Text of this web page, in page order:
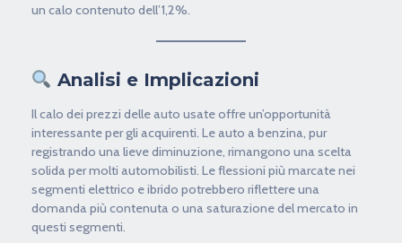
un calo contenuto dell’1,2%.
Analisi e Implicazioni
Il calo dei prezzi delle auto usate offre un’opportunità
interessante per gli acquirenti. Le auto a benzina, pur
registrando una lieve diminuzione, rimangono una scelta
solida per molti automobilisti. Le flessioni più marcate nei
segmenti elettrico e ibrido potrebbero riflettere una
domanda più contenuta o una saturazione del mercato in
questi segmenti.